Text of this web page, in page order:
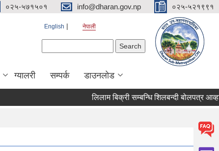
०२५-५७१५०१ info@dharan.gov.np ०२५-५२१९९१
English नेपाली
ग्यालरी सम्पर्क डाउनलोड
लिलाम बिक्री